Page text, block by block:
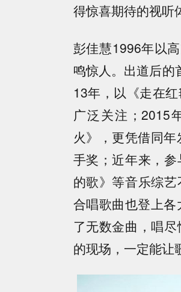
得惊喜期待的视听
彭佳慧1996年以
鸣惊人。出道后的
13年，以《走在
广泛关注； 2015
火》，更凭借同
手奖；近年来，
的歌》等音乐综
合唱歌曲也登上
了无数金曲，唱
的现场，一定能让